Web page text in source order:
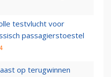
testvlucht voor
passagierstoestel
op terugwinnen